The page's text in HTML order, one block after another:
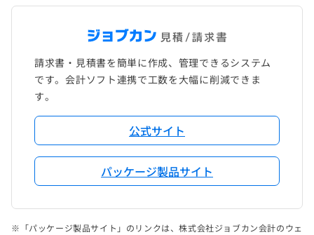
請求書・見積書を簡単に作成、管理できるシステム
です。会計ソフト連携で工数を大幅に削減できま
す。
公式サイト
パッケージ製品サイト
※「パッケージ製品サイト」のリンクは、株式会社ジョブカン会計のウェ